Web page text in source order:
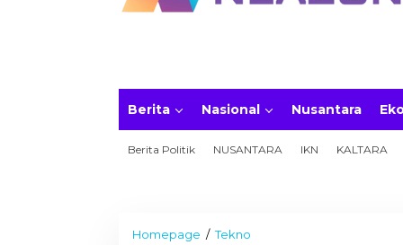
Berita Nasional Nusantara
Berita Politik NUSANTARA IKN KALTARA
Homepage / Tekno